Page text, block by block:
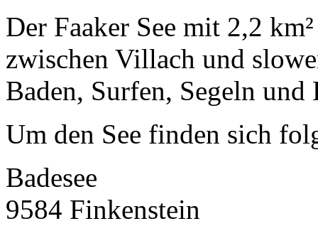
Der Faaker See mit 2,2
zwischen Villach und
Baden, Surfen, Segeln
Um den See finden sich
Badesee
9584 Finkenstein